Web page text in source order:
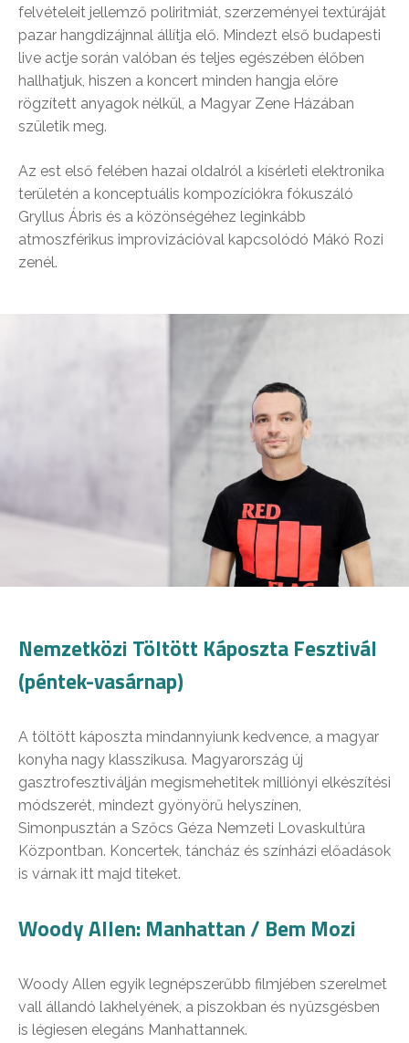
felvételeit jellemző poliritmiát, szerzeményei textúráját
pazar hangdizájnnal állítja elő. Mindezt első budapesti
live actje során valóban és teljes egészében élőben
hallhatjuk, hiszen a koncert minden hangja előre
rögzített anyagok nélkül, a Magyar Zene Házában
születik meg.
Az est első felében hazai oldalról a kísérleti elektronika
területén a konceptuális kompozíciókra fókuszáló
Gryllus Ábris és a közönségéhez leginkább
atmoszférikus improvizációval kapcsolódó Mákó Rozi
zenél.
Nemzetközi Töltött Káposzta Fesztivál
(péntek-vasárnap)
A töltött káposzta mindannyiunk kedvence, a magyar
konyha nagy klasszikusa. Magyarország új
gasztrofesztiválján megismehetitek milliónyi elkészítési
módszerét, mindezt gyönyörű helyszínen,
Simonpusztán a Szőcs Géza Nemzeti Lovaskultúra
Központban. Koncertek, táncház és színházi előadások
is várnak itt majd titeket.
Woody Allen: Manhattan / Bem Mozi
Woody Allen egyik legnépszerűbb filmjében szerelmet
vall állandó lakhelyének, a piszokban és nyüzsgésben
is légiesen elegáns Manhattannek.